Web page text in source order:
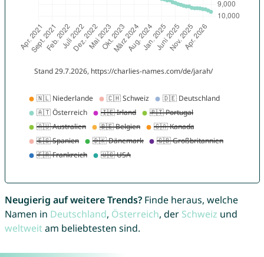
Neugierig auf weitere Trends?Finde heraus, welche
Namen in Deutschland, Österreich, der Schweiz und
weltweitam beliebtesten sind.